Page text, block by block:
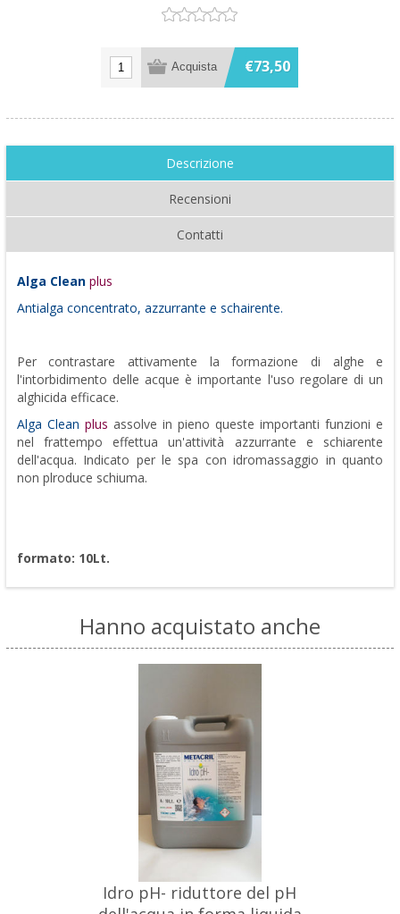
€73,50
Descrizione
Recensioni
Contatti
Alga Clean plus
Antialga concentrato, azzurrante e schairente.
Per contrastare attivamente la formazione di alghe e
l'intorbidimento delle acque è importante l'uso regolare di un
alghicida efficace.
Alga Clean plus assolve in pieno queste importanti funzioni e
nel frattempo effettua un'attività azzurrante e schiarente
dell'acqua. Indicato per le spa con idromassaggio in quanto
non plroduce schiuma.
formato: 10Lt.
Hanno acquistato anche
Idro pH- riduttore del pH